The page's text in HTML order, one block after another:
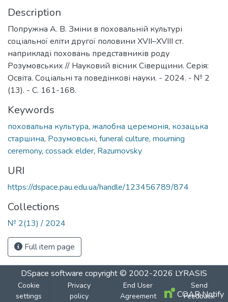
Description
Попружна А. В. Зміни в поховальній культурі
соціальної еліти другої половини XVII–XVIII ст.
наприкладі поховань представників роду
Розумовських // Науковий вісник Сіверщини. Серія:
Освіта. Соціальні та поведінкові науки. - 2024. - № 2
(13). - С. 161-168.
Keywords
поховальна культура, жалобна церемонія, козацька
старшина, Розумовські, funeral culture, mourning
ceremony, сossack elder, Razumovsky
URI
https://dspace.pau.edu.ua/handle/123456789/874
Collections
№ 2(13) / 2024
Full item page
DSpace software copyright © 2002-2026 LYRASIS
Cookie
settings
Privacy
policy
End User
Agreement
Send
Feedback
COAR Notify